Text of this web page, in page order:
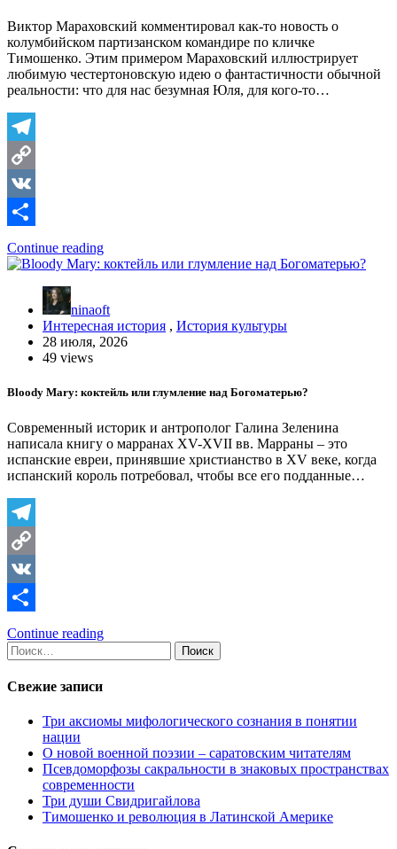
Виктор Мараховский комментировал как-то новость о
колумбийском партизанском командире по кличке
Тимошенко. Этим примером Мараховский иллюстрирует
любимую честертоновскую идею о фантастичности обычной
реальности: что для нас безумная Юля, для кого-то…
Telegram
Copy
Link
VK
Отправить
Continue reading
ninaoft
Интересная история , История культуры
28 июля, 2026
49 views
Bloody Mary: коктейль или глумление над Богоматерью?
Современный историк и антрополог Галина Зеленина
написала книгу о марранах XV-XVII вв. Марраны – это
испанские евреи, принявшие христианство в XV веке, когда
испанский король потребовал, чтобы все его подданные…
Telegram
Copy
Link
VK
Отправить
Continue reading
Найти:
Свежие записи
Три аксиомы мифологического сознания в понятии
нации
О новой военной поэзии – саратовским читателям
Псевдоморфозы сакральности в знаковых пространствах
современности
Три души Свидригайлова
Тимошенко и революция в Латинской Америке